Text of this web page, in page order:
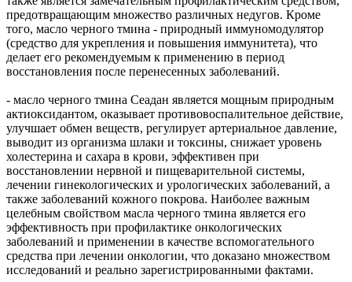
предотвращающим множество различных недугов. Кроме
того, масло черного тмина - природный иммуномодулятор
(средство для укрепления и повышения иммунитета), что
делает его рекомендуемым к применению в период
восстановления после перенесенных заболеваний.
- масло черного тмина Сеадан является мощным природным
актиоксидантом, оказывает противовоспалительное действие,
улучшает обмен веществ, регулирует артериальное давление,
выводит из организма шлаки и токсины, снижает уровень
холестерина и сахара в крови, эффективен при
восстановлении нервной и пищеварительной системы,
лечении гинекологических и урологических заболеваний, а
также заболеваний кожного покрова. Наиболее важным
целебным свойством масла черного тмина является его
эффективность при профилактике онкологических
заболеваний и применении в качестве вспомогательного
средства при лечении онкологии, что доказано множеством
исследований и реально зарегистрированными фактами.